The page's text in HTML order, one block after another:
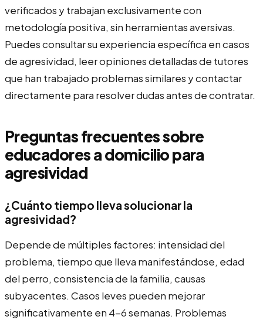
verificados y trabajan exclusivamente con
metodología positiva, sin herramientas aversivas.
Puedes consultar su experiencia específica en casos
de agresividad, leer opiniones detalladas de tutores
que han trabajado problemas similares y contactar
directamente para resolver dudas antes de contratar.
Preguntas frecuentes sobre
educadores a domicilio para
agresividad
¿Cuánto tiempo lleva solucionar la
agresividad?
Depende de múltiples factores: intensidad del
problema, tiempo que lleva manifestándose, edad
del perro, consistencia de la familia, causas
subyacentes. Casos leves pueden mejorar
significativamente en 4-6 semanas. Problemas